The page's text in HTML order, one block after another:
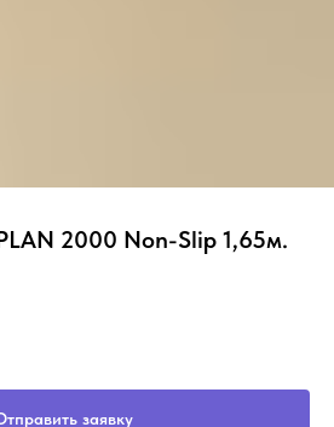
2000 Non-Slip 1,65м.
заявку